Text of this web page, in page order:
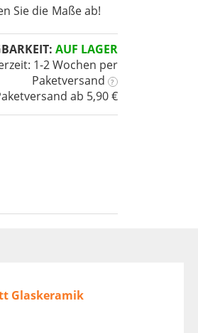
Sie die Maße ab!
AUF LAGER
1-2 Wochen per
Paketversand
?
ab 5,90 €
Glaskeramik